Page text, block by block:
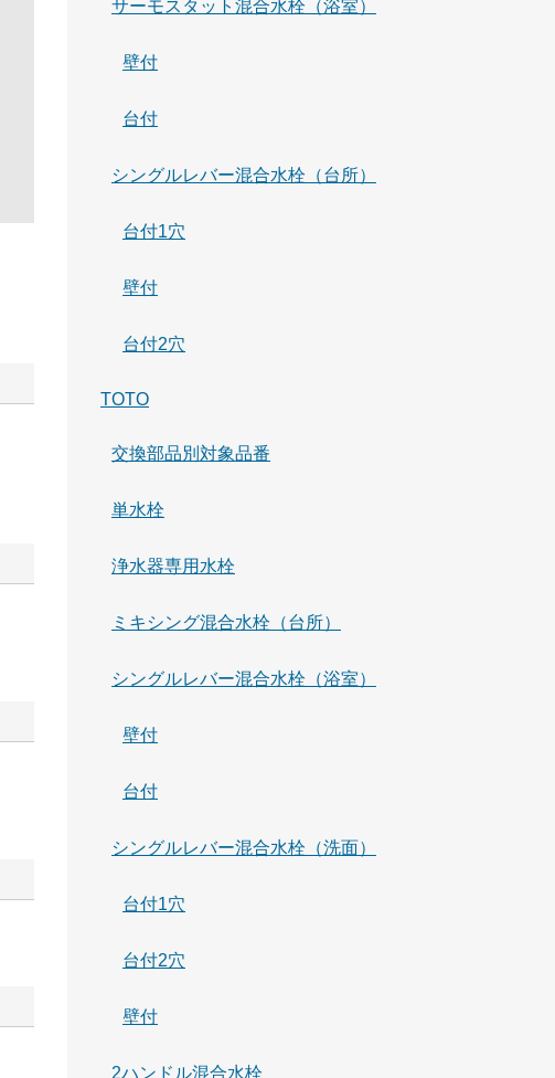
サーモスタット混合水栓（浴室）
壁付
台付
シングルレバー混合水栓（台所）
台付1穴
壁付
台付2穴
TOTO
交換部品別対象品番
単水栓
浄水器専用水栓
ミキシング混合水栓（台所）
シングルレバー混合水栓（浴室）
壁付
台付
シングルレバー混合水栓（洗面）
台付1穴
台付2穴
壁付
2ハンドル混合水栓